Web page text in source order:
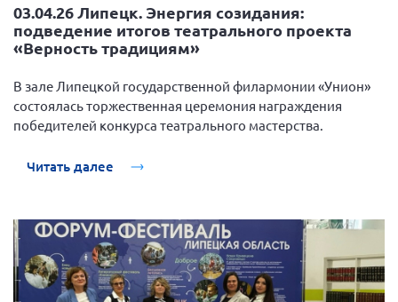
03.04.26 Липецк. Энергия созидания:
подведение итогов театрального проекта
«Верность традициям»
В зале Липецкой государственной филармонии «Унион»
состоялась торжественная церемония награждения
победителей конкурса театрального мастерства.
Читать далее